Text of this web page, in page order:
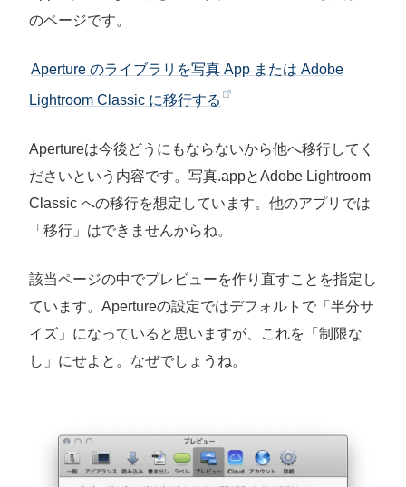
のページです。
Aperture のライブラリを写真 App または Adobe
Lightroom Classic に移行する
Apertureは今後どうにもならないから他へ移行してく
ださいという内容です。写真.appとAdobe Lightroom
Classic への移行を想定しています。他のアプリでは
「移行」はできませんからね。
該当ページの中でプレビューを作り直すことを指定し
ています。Apertureの設定ではデフォルトで「半分サ
イズ」になっていると思いますが、これを「制限な
し」にせよと。なぜでしょうね。